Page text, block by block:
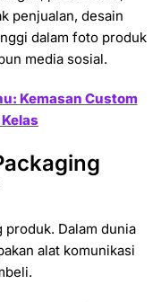
penjualan, desain
dalam foto produk
media sosial.
Kemasan Custom
produk. Dalam dunia
alat komunikasi